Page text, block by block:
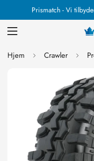
Prismatch - Vi
Hjem Crawler